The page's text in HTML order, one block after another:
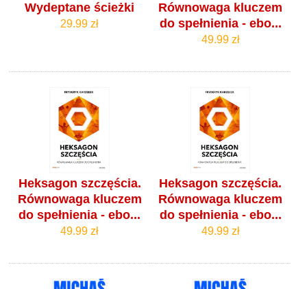
Wydeptane ścieżki
29.99 zł
Równowaga kluczem
do spełnienia - ebo...
49.99 zł
Heksagon szczęścia.
Równowaga kluczem
do spełnienia - ebo...
49.99 zł
Heksagon szczęścia.
Równowaga kluczem
do spełnienia - ebo...
49.99 zł